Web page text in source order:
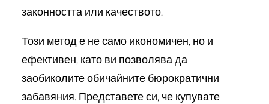
законността или качеството.
Този метод е не само икономичен, но и
ефективен, като ви позволява да
заобиколите обичайните бюрократични
забавяния. Представете си, че купувате